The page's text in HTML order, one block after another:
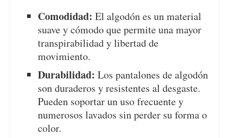
Comodidad: El algodón es un material
suave y cómodo que permite una mayor
transpirabilidad y libertad de
movimiento.
Durabilidad: Los pantalones de algodón
son duraderos y resistentes al desgaste.
Pueden soportar un uso frecuente y
numerosos lavados sin perder su forma o
color.